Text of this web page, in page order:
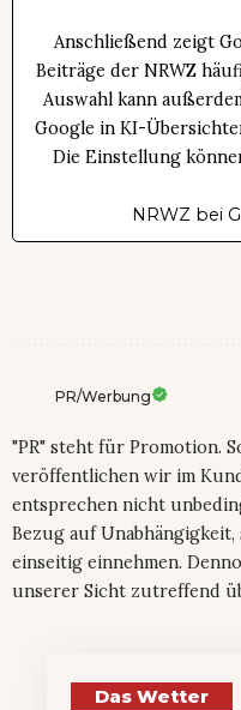
Anschließend zeigt
Beiträge der NRWZ
Auswahl kann
Google in KI-
Die Einstellung
NRWZ bei
PR/Werbung
"PR" steht für Promotion.
veröffentlichen wir im
entsprechen nicht
Bezug auf
einseitig einnehmen.
unserer Sicht zutreffend
Das Wetter